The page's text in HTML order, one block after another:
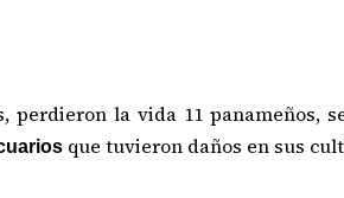
perdieron la vida 11 panameños,
que tuvieron daños en sus